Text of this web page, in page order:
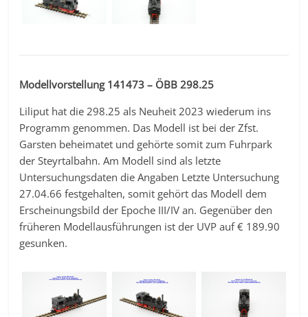
Modellvorstellung 141473 – ÖBB 298.25
Liliput hat die 298.25 als Neuheit 2023 wiederum ins
Programm genommen. Das Modell ist bei der Zfst.
Garsten beheimatet und gehörte somit zum Fuhrpark
der Steyrtalbahn. Am Modell sind als letzte
Untersuchungsdaten die Angaben Letzte Untersuchung
27.04.66 festgehalten, somit gehört das Modell dem
Erscheinungsbild der Epoche III/IV an. Gegenüber den
früheren Modellausführungen ist der UVP auf € 189.90
gesunken.